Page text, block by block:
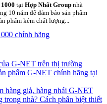
tại Hợp Nhất Group nhà
10 năm để đảm bảo sản phẩm
phẩm kém chất lượng...
G-NET trên thị trường
phẩm G-NET chính hãng tại
hàng giả, hàng nhái G-NET
nhà? Cách phân biệt thiết